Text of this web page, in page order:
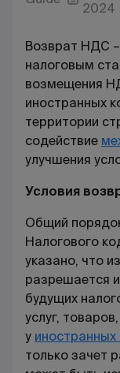
2024
Возврат НДС
налоговым
возмещения
иностранных
территории
содействие
улучшения
Условия
Общий
Налогового
указано, что
разрешается
будущих
услуг,
у
только зачет